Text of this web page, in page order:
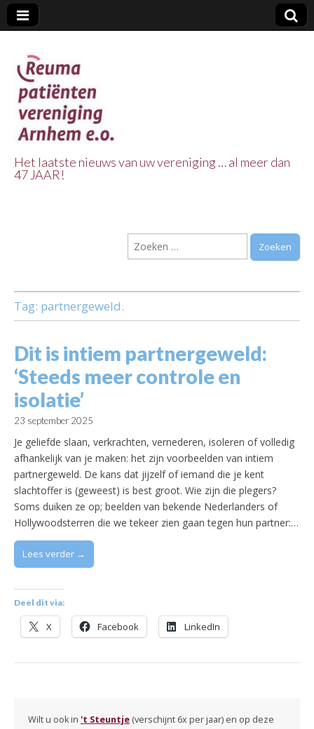
Vereniging
Arnhem e.o.
Het laatste nieuws van uw vereniging … al meer dan
47 JAAR!
Zoeken
naar:
Tag: partnergeweld.
Dit is intiem partnergeweld:
‘Steeds meer controle en
isolatie’
23 september 2025
Je geliefde slaan, verkrachten, vernederen, isoleren of volledig
afhankelijk van je maken: het zijn voorbeelden van intiem
partnergeweld. De kans dat jijzelf of iemand die je kent
slachtoffer is (geweest) is best groot. Wie zijn die plegers?
Soms duiken ze op; beelden van bekende Nederlanders of
Hollywoodsterren die we tekeer zien gaan tegen hun partner:…
Lees verder →
Deel dit via:
X Facebook LinkedIn
Wilt u ook in 't Steuntje (verschijnt 6x per jaar) en op deze